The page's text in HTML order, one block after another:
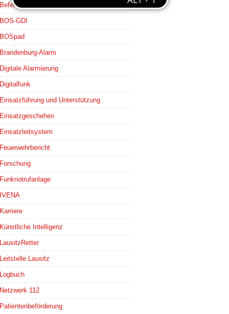
Befehlsstellen
BOS-GDI
BOSpad
Brandenburg-Alarm
Digitale Alarmierung
Digitalfunk
Einsatzführung und Unterstützung
Einsatzgeschehen
Einsatzleitsystem
Feuerwehrbericht
Forschung
Funknotrufanlage
IVENA
Karriere
Künstliche Intelligenz
LausitzRetter
Leitstelle Lausitz
Logbuch
Netzwerk 112
Patientenbeförderung